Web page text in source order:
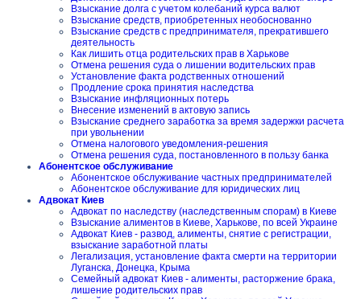
Взыскание долга с учетом колебаний курса валют
Взыскание средств, приобретенных необоснованно
Взыскание средств с предпринимателя, прекратившего
деятельность
Как лишить отца родительских прав в Харькове
Отмена решения суда о лишении водительских прав
Установление факта родственных отношений
Продление срока принятия наследства
Взыскание инфляционных потерь
Внесение изменений в актовую запись
Взыскание среднего заработка за время задержки расчета
при увольнении
Отмена налогового уведомления-решения
Отмена решения суда, постановленного в пользу банка
Абонентское обслуживание
Абонентское обслуживание частных предпринимателей
Абонентское обслуживание для юридических лиц
Адвокат Киев
Адвокат по наследству (наследственным спорам) в Киеве
Взыскание алиментов в Киеве, Харькове, по всей Украине
Адвокат Киев - развод, алименты, снятие с регистрации,
взыскание заработной платы
Легализация, установление факта смерти на территории
Луганска, Донецка, Крыма
Семейный адвокат Киев - алименты, расторжение брака,
лишение родительских прав